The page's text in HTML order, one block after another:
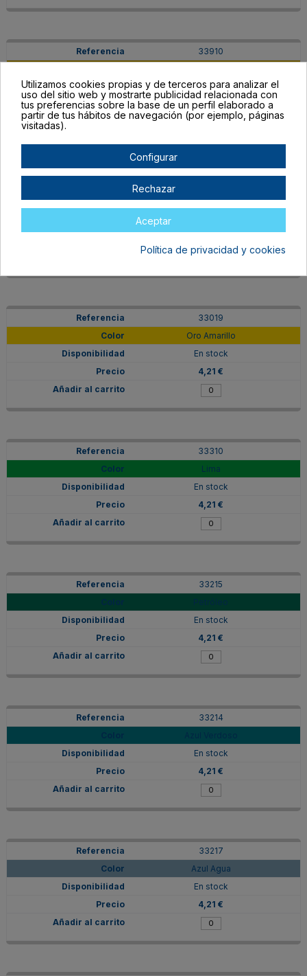
33910
En stock
4,21 €
Iridiscente
33019
Oro Amarillo
En stock
4,21 €
33310
Lima
En stock
4,21 €
33215
Petróleo
En stock
4,21 €
33214
En stock
4,21 €
33217
Azul Agua
En stock
4,21 €
Utilizamos cookies propias y de terceros para analizar el
uso del sitio web y mostrarte publicidad relacionada con
tus preferencias sobre la base de un perfil elaborado a
partir de tus hábitos de navegación (por ejemplo, páginas
visitadas).
Configurar
Rechazar
Aceptar
Política de privacidad y cookies